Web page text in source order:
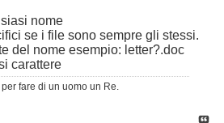
nome
se i file sono sempre gli stessi.
del nome esempio: letter?.doc
carattere
fare di un uomo un Re.